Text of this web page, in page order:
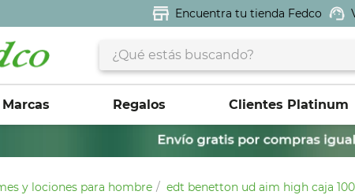
Encuentra tu tienda Fedco
¿Qué estás buscando?
Marcas Regalos Clientes Platinum
y lociones para hombre edt benetton ud aim high caja